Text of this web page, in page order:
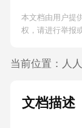
本文档由用户提
权，请进行举报
当前位置： 人
文档描述